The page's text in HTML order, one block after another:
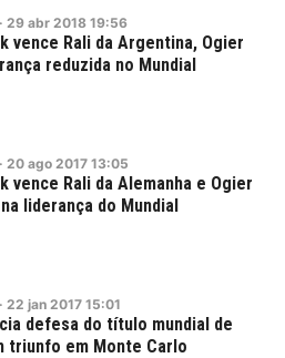
· 29 abr 2018 19:56
vence Rali da Argentina, Ogier
reduzida no Mundial
· 20 ago 2017 13:05
vence Rali da Alemanha e Ogier
liderança do Mundial
· 22 jan 2017 15:01
defesa do título mundial de
triunfo em Monte Carlo